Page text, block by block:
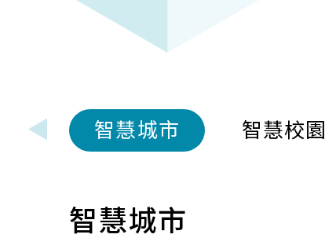
智慧城市 智慧校園
智慧城市